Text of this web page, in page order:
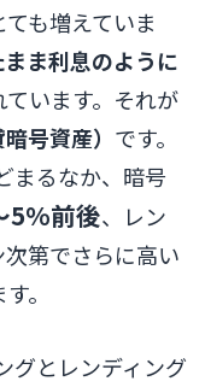
も増えていま
ま利息のように
ています。それが
号資産） です。
まるなか、暗号
5%前後、レン
第でさらに高い
。
グとレンディング